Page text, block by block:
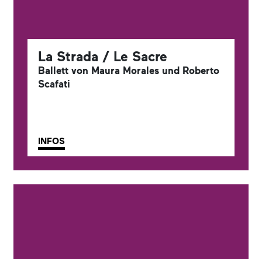
La Strada / Le Sacre
Ballett von Maura Morales und Roberto
Scafati
INFOS